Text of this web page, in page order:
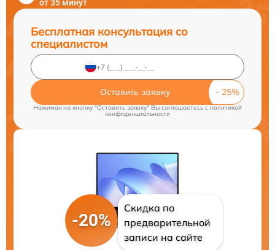
от 35 минут
Бесплатная консультация со
специалистом
Оставить заявку
Нажимая на кнопку "Оставить заявку" Вы соглашаетесь cполитикой
конфиденциальности
-20%
Скидка по
предварительной
записи на сайте